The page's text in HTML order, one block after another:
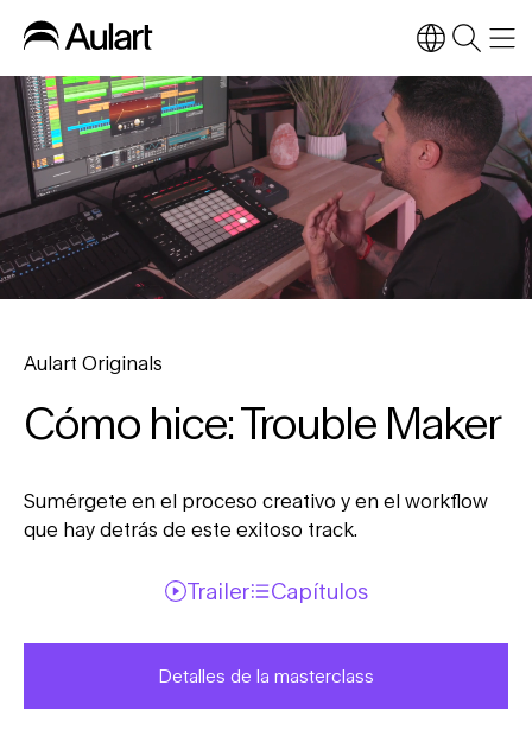
Aulart Originals
Cómo hice: Trouble Maker
Sumérgete en el proceso creativo y en el workflow
que hay detrás de este exitoso track.
Trailer Capítulos
Detalles de la masterclass